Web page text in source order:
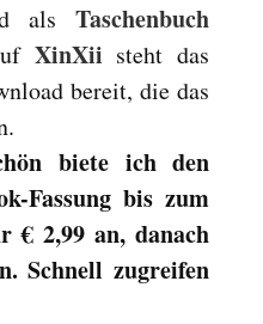
alsTaschenbuch
XinXii steht das
bereit, die das
biete ich den
Fassung bis zum
€ 2,99 an, danach
Schnell zugreifen